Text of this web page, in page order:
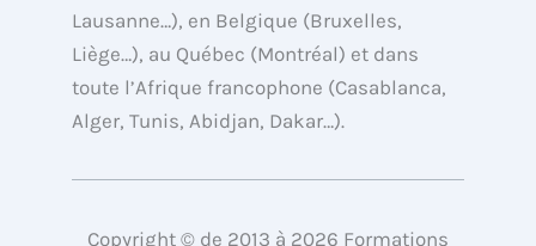
Lausanne…), en Belgique (Bruxelles,
Liège…), au Québec (Montréal) et dans
toute l’Afrique francophone (Casablanca,
Alger, Tunis, Abidjan, Dakar…).
Copyright © de 2013 à 2026 Formations